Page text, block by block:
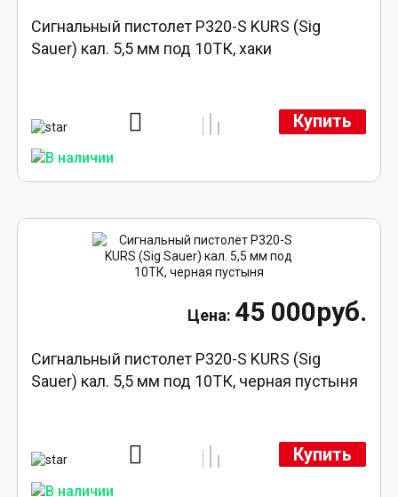
Сигнальный пистолет P320-S KURS (Sig
Sauer) кал. 5,5 мм под 10ТК, хаки
Купить
45 000руб.
Сигнальный пистолет P320-S KURS (Sig
Sauer) кал. 5,5 мм под 10ТК, черная пустыня
Купить